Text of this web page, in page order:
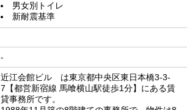
男女別トイレ
新耐震基準
-
近江会館ビル は東京都中央区東日本橋3-3-
7【都営新宿線 馬喰横山駅徒歩1分】にある賃
貸事務所です。